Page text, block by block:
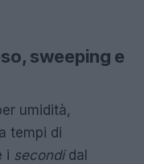
sweeping e
umidità,
tempi di
i secondidal